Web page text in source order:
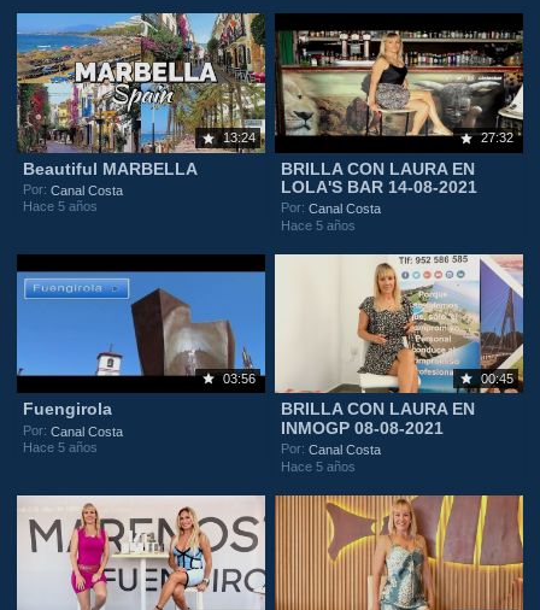
13:24
Beautiful MARBELLA
Por:Canal Costa
Hace 5 años
27:32
BRILLA CON LAURA EN
LOLA'S BAR 14-08-2021
Por:Canal Costa
Hace 5 años
03:56
Fuengirola
Por:Canal Costa
Hace 5 años
00:45
BRILLA CON LAURA EN
INMOGP 08-08-2021
Por:Canal Costa
Hace 5 años